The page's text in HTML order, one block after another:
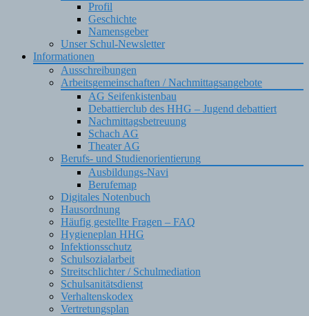
Profil
Geschichte
Namensgeber
Unser Schul-Newsletter
Informationen
Ausschreibungen
Arbeitsgemeinschaften / Nachmittagsangebote
AG Seifenkistenbau
Debattierclub des HHG – Jugend debattiert
Nachmittagsbetreuung
Schach AG
Theater AG
Berufs- und Studienorientierung
Ausbildungs-Navi
Berufemap
Digitales Notenbuch
Hausordnung
Häufig gestellte Fragen – FAQ
Hygieneplan HHG
Infektionsschutz
Schulsozialarbeit
Streitschlichter / Schulmediation
Schulsanitätsdienst
Verhaltenskodex
Vertretungsplan